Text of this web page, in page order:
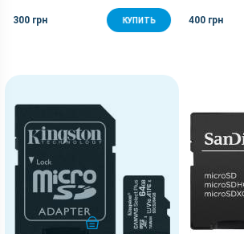
300 грн КУПИТЬ 400 грн
КУПИТЬ